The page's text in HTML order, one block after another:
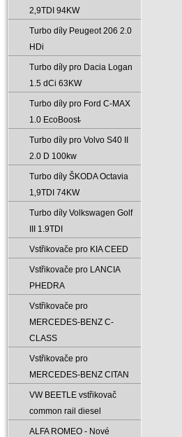
2‚9TDI 94KW
Turbo díly Peugeot 206 2.0
HDi
Turbo díly pro Dacia Logan
1.5 dCi 63KW
Turbo díly pro Ford C-MAX
1.0 EcoBoost̵
Turbo díly pro Volvo S40 II
2.0 D 100kw
Turbo díly ŠKODA Octavia
1‚9TDI 74KW
Turbo díly Volkswagen Golf
III 1.9TDI
Vstřikovače pro KIA CEED
Vstřikovače pro LANCIA
PHEDRA
Vstřikovače pro
MERCEDES-BENZ C-
CLASS
Vstřikovače pro
MERCEDES-BENZ CITAN
VW BEETLE vstřikovač
common rail diesel
ALFA ROMEO - Nové